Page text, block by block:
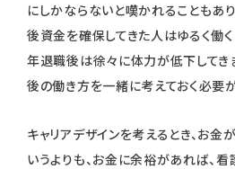
にしかならないと嘆かれることもあり
後資金を確保してきた人はゆるく働
年退職後は徐々に体力が低下してき
後の働き方を一緒に考えておく必要が
キャリアデザインを考えるとき、お
いうよりも、お金に余裕があれば、